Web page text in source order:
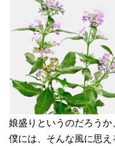
娘盛りというのだろうか
僕には、そんな風に思え